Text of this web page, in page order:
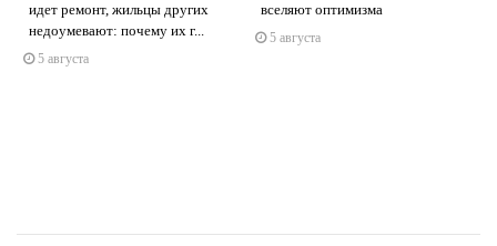
идет ремонт, жильцы других
недоумевают: почему их г...
5 августа
вселяют оптимизма
5 августа